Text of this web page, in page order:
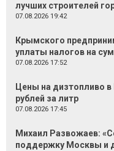
лучших строителей
07.08.2026 19:42
Крымского
уплаты налогов на
07.08.2026 17:52
Цены на дизтопливо
рублей за литр
07.08.2026 17:45
Михаил Развожаев:
поддержку Москвы и